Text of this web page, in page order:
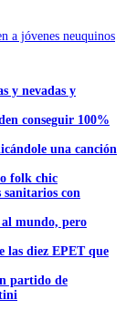
a jóvenes neuquinos
y nevadas y
conseguir 100%
una canción
folk chic
con
al mundo, pero
las diez EPET que
partido de